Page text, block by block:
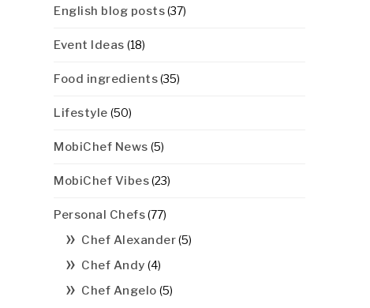
English blog posts(37)
Event Ideas (18)
Food ingredients(35)
Lifestyle (50)
MobiChef News (5)
MobiChef Vibes(23)
Personal Chefs(77)
Chef Alexander(5)
Chef Andy (4)
Chef Angelo (5)